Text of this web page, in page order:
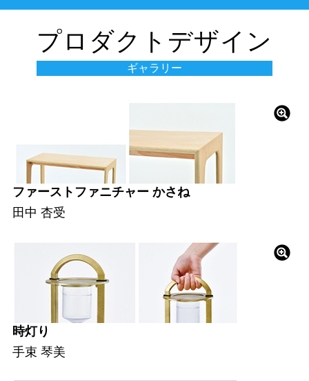
プロダクトデザイン
ギャラリー
ファーストファニチャー かさね
田中 杏受
時灯り
手束 琴美